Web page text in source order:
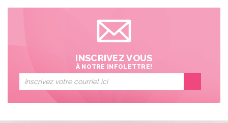
INSCRIVEZ VOUS
À NOTRE INFOLETTRE!